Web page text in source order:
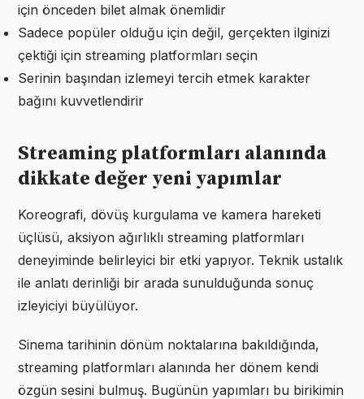
için önceden bilet almak önemlidir
Sadece popüler olduğu için değil, gerçekten ilginizi
çektiği için streaming platformları seçin
Serinin başından izlemeyi tercih etmek karakter
bağını kuvvetlendirir
Streaming platformları alanında
dikkate değer yeni yapımlar
Koreografi, dövüş kurgulama ve kamera hareketi
üçlüsü, aksiyon ağırlıklı streaming platformları
deneyiminde belirleyici bir etki yapıyor. Teknik ustalık
ile anlatı derinliği bir arada sunulduğunda sonuç
izleyiciyi büyülüyor.
Sinema tarihinin dönüm noktalarına bakıldığında,
streaming platformları alanında her dönem kendi
özgün sesini bulmuş. Bugünün yapımları bu birikimin